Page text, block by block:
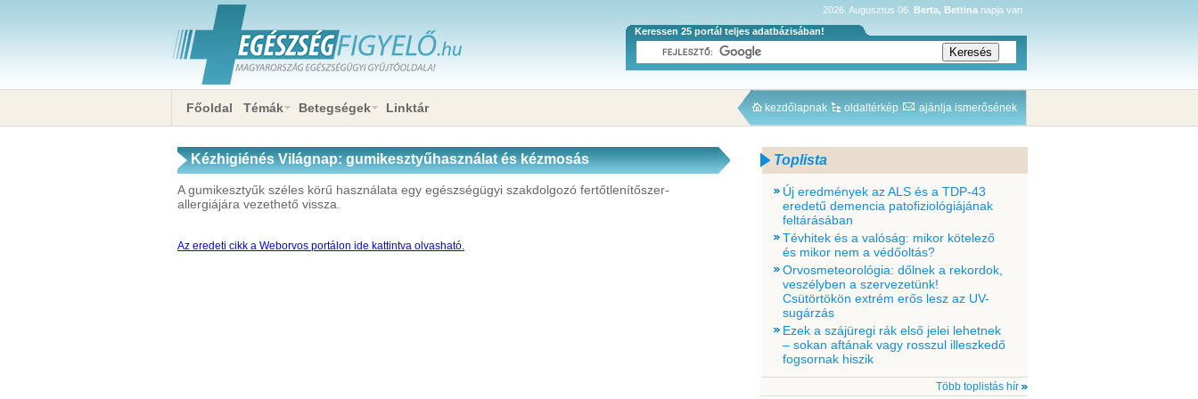
2026. Augusztus 06. Berta, Bettina napja van
Keressen 25 portál teljes adatbázisában!
Főoldal Témák Betegségek Linktár kezdőlapnak oldaltérkép ajánlja ismerősének
Kézhigiénés Világnap: gumikesztyűhasználat és kézmosás
A gumikesztyűk széles körű használata egy egészségügyi szakdolgozó fertőtlenítőszer-
allergiájára vezethető vissza.
Az eredeti cikk a Weborvos portálon ide kattintva olvasható.
Toplista
Új eredmények az ALS és a TDP-43
eredetű demencia patofiziológiájának
feltárásában
Tévhitek és a valóság: mikor kötelező
és mikor nem a védőoltás?
Orvosmeteorológia: dőlnek a rekordok,
veszélyben a szervezetünk!
Csütörtökön extrém erős lesz az UV-
sugárzás
Ezek a szájüregi rák első jelei lehetnek
– sokan aftának vagy rosszul illeszkedő
fogsornak hiszik
Több toplistás hír